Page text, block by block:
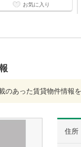
お気に入り
のあった賃貸物件情報
住所